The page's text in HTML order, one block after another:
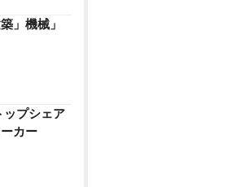
」機械」
ップシェア
カー